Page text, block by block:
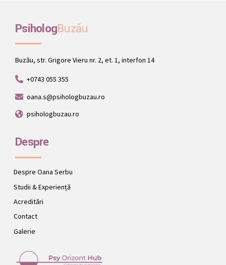
PsihologBuzău
Buzău, str. Grigore Vieru nr. 2, et. 1, interfon 14
+0743 055 355
oana.s@psihologbuzau.ro
psihologbuzau.ro
Despre
Despre Oana Serbu
Studii & Experiență
Acreditări
Contact
Galerie